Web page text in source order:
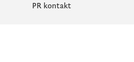
PR kontakt